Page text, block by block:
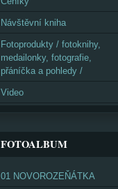
Návštěvní kniha
Fotoprodukty / fotoknihy,
medailonky, fotografie,
přáníčka a pohledy /
Video
FOTOALBUM
01 NOVOROZEŇÁTKA